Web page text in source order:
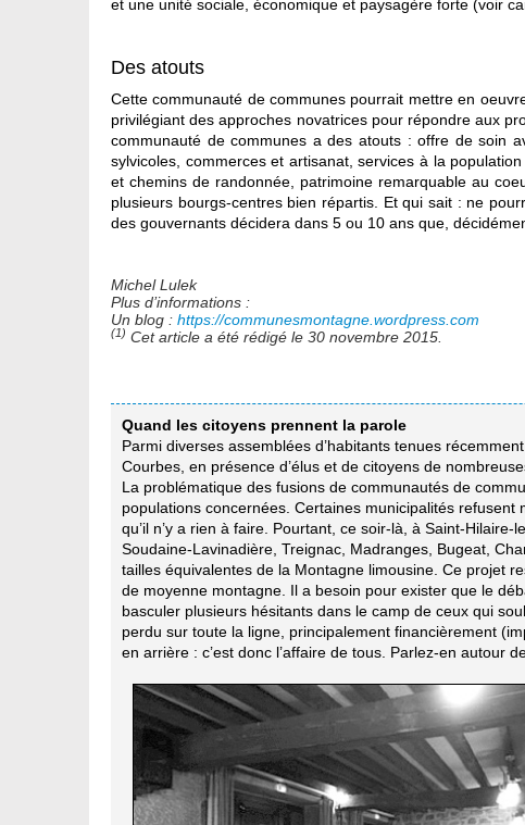
et une unité sociale, économique et paysagère forte (voir
Des atouts
Cette communauté de communes pourrait mettre en
privilégiant des approches novatrices pour répondre aux
communauté de communes a des atouts : offre de soin
sylvicoles, commerces et artisanat, services à la
et chemins de randonnée, patrimoine remarquable au
plusieurs bourgs-centres bien répartis. Et qui sait : ne
des gouvernants décidera dans 5 ou 10 ans que,
Michel Lulek
Plus d’informations :
Un blog : https://communesmontagne.wordpress.com
(1) Cet article a été rédigé le 30 novembre 2015.
Quand les citoyens prennent la parole
Parmi diverses assemblées d’habitants tenues
Courbes, en présence d’élus et de citoyens de
La problématique des fusions de communautés de
populations concernées. Certaines municipalités refusent
qu’il n’y a rien à faire. Pourtant, ce soir-là, à Saint-
Soudaine-Lavinadière, Treignac, Madranges, Bugeat,
tailles équivalentes de la Montagne limousine. Ce projet
de moyenne montagne. Il a besoin pour exister que le
basculer plusieurs hésitants dans le camp de ceux qui
perdu sur toute la ligne, principalement financièrement
en arrière : c’est donc l’affaire de tous. Parlez-en autour